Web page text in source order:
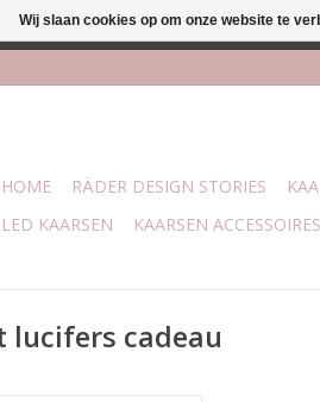
HOME RÄDER DESIGN STORIES
LED KAARSEN
KAARSEN ACCESSOIRES
lucifers cadeau
Wij slaan cookies op om onze website te
is mogelijk bij mijn winkel Trotz